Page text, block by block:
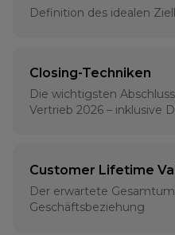
Definition des idealen
Closing-Techniken
Die wichtigsten
Vertrieb 2026 – inklusive
Customer Lifetime
Der erwartete
Geschäftsbeziehung